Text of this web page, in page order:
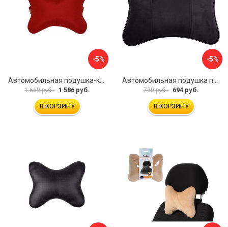
-5%
Автомобильная подушка-косточка под шею A&P PKRM163
1 669 руб. 1 586 руб.
В КОРЗИНУ
-5%
Автомобильная подушка под шею Dollex PBA-1320
730 руб. 694 руб.
В КОРЗИНУ